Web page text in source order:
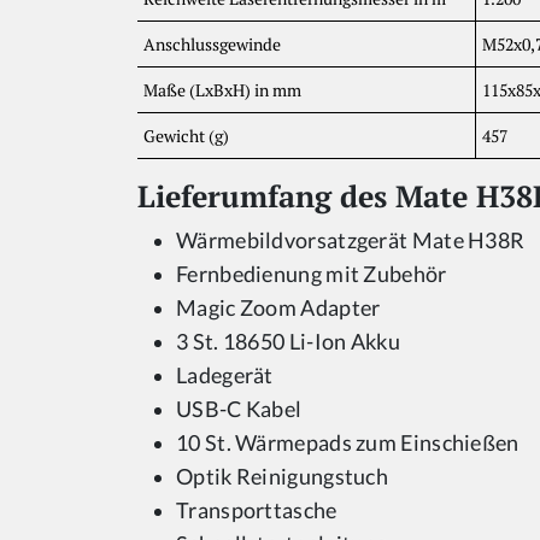
Anschlussgewinde
Maße (LxBxH) in mm
Gewicht (g)
457
Lieferumfang des Mate
Wärmebildvorsatzgerät Mate H38R
Fernbedienung mit Zubehör
Magic Zoom Adapter
3 St. 18650 Li-Ion Akku
Ladegerät
USB-C Kabel
10 St. Wärmepads zum Einschießen
Optik Reinigungstuch
Transporttasche